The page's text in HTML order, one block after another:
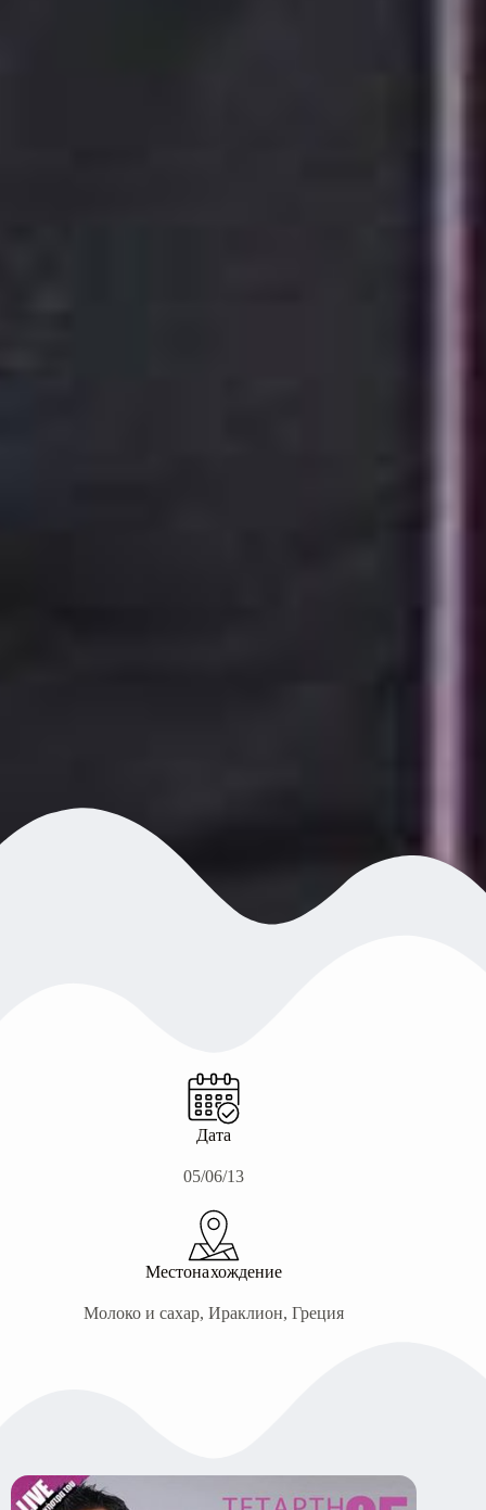
Дата
05/06/13
Местонахождение
Молоко и сахар, Ираклион, Греция